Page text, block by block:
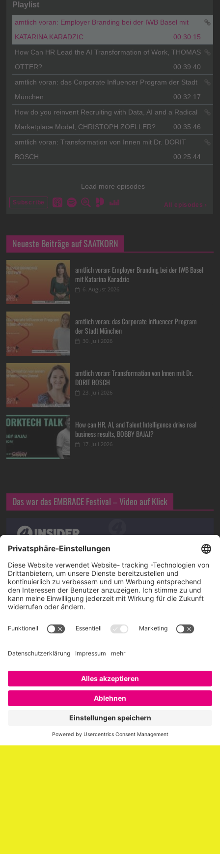
Neueste Beiträge auf SAATKORN
amtlich voran: Employer Branding bei der IWB Basel
mit Katarina Karadzic
6. August 2026
amtlich voran: das Corporate Influencer Program
der Stadt München
30. Juli 2026
amtlich voran: Transformation von Innen mit Dr.
DORIT BOSCH
23. Juli 2026
How can HR, AI, and Talent Intelligence drive real
business results, BOBBY BAJAJ?
17. Juli 2026
Das war das EMBRACE Festival – Video auf Klick
Über SAATKORN
SAATKORN ist der Blog von Gero Hesse. Seit 2009 schreibt
er über die Themen Employer Branding,